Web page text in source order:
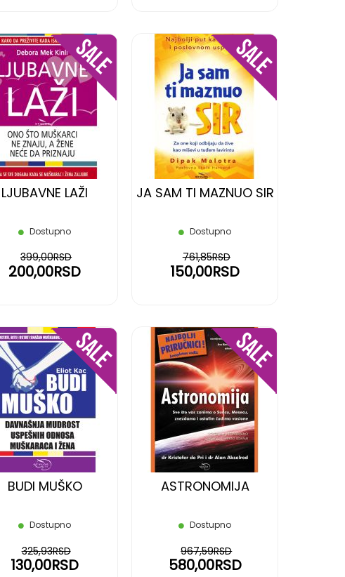
LJUBAVNE LAŽI
Dostupno
200,00RSD
399,00RSD
DODAJ
NA
JA SAM TI MAZNUO SIR
Dostupno
150,00RSD
761,85RSD
DODAJ
NA
BUDI MUŠKO
Dostupno
130,00RSD
325,93RSD
DODAJ
NA
ASTRONOMIJA
Dostupno
580,00RSD
967,59RSD
DODAJ
NA